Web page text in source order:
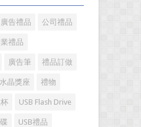
單獨的設計、製作、印
廣告禮品 公司禮品
禮品
廣告筆 禮品訂做
水晶獎座 禮物
USB Flash Drive
USB禮品